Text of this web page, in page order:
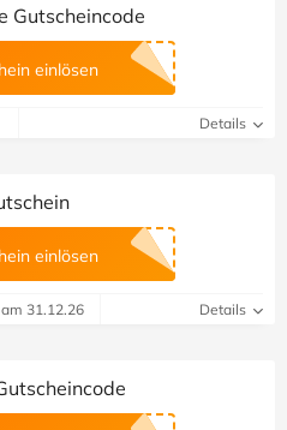
Gutscheincode
einlösen
Details
einlösen
31.12.26 Details